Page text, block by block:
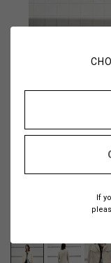
If